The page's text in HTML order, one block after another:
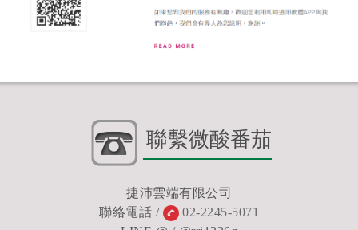
GO
聯繫微酸番茄
捷沛雲端有限公司
聯絡電話 /
02-2245-5071